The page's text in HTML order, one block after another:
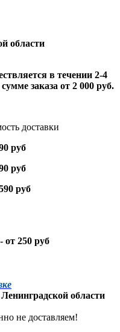
области
в течении 2-4
заказа от 2 000 руб.
доставки
руб
руб
руб
250 руб
Ленинградской области
не доставляем!